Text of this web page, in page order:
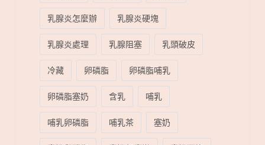
乳腺炎怎麼辦
乳腺炎硬塊
乳腺炎處理
乳腺阻塞
乳頭破皮
冷藏
卵磷脂
卵磷脂哺乳
卵磷脂塞奶
含乳
哺乳
哺乳卵磷脂
哺乳茶
塞奶